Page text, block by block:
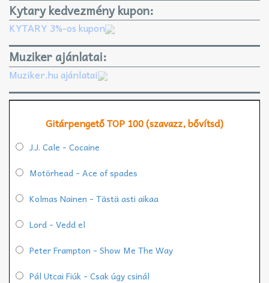
Kytary kedvezmény kupon:
KYTARY 3%-os kupon
Muziker ajánlatai:
Muziker.hu ajánlatai
Gitárpengető TOP 100 (szavazz, bővítsd)
J.J. Cale - Cocaine
Motörhead - Ace of spades
Kolmas Nainen - Tästä asti aikaa
Lord - Vedd el
Peter Frampton - Show Me The Way
Pál Utcai Fiúk - Csak úgy csinál